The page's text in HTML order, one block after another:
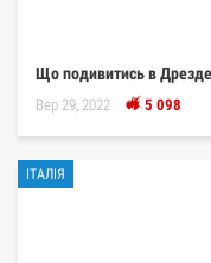
Що подивитись в
Вер 29, 2022 5 098
ІТАЛІЯ